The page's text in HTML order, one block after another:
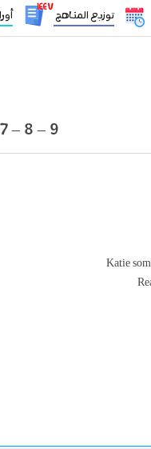
توزيع المناهج
١٤٤٧
– 8 – 9
Katie